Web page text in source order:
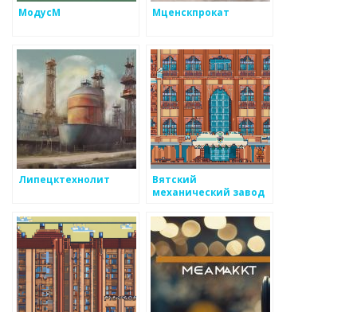
МодусМ Мценскпрокат
Липецктехнолит
Вятский
механический завод